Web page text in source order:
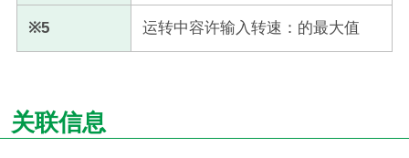
※5 运转中容许输入转速：的最大值
关联信息